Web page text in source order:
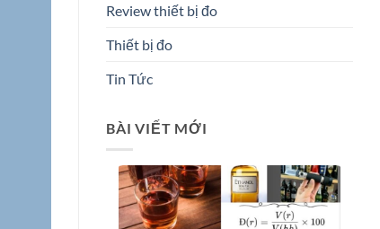
Review thiết bị đo
Thiết bị đo
Tin Tức
BÀI VIẾT MỚI